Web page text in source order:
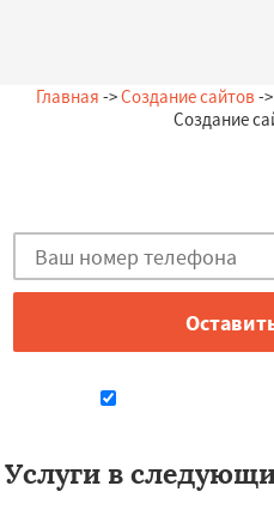
Главная ->Создание сайтов ->
Создание
Услуги в